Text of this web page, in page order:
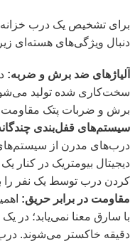
برای تشخیص یک درب خزانه
دنبال ویژگی‌های هسته‌ای
آلیاژهای ضد برش و ضربه:
سخت‌کاری شده تولید
برش و ضربات پتک مقاومت
سیستم‌های قفل‌بندی
درب‌های مدرن از سیستم‌های
دیجیتال بیومتریک در کنار
کردن درب توسط یک نفر را
مقاومت در برابر حریق:
با سارق معنا نمی‌یابد؛ در
دقیقه خاکستر می‌شوند.